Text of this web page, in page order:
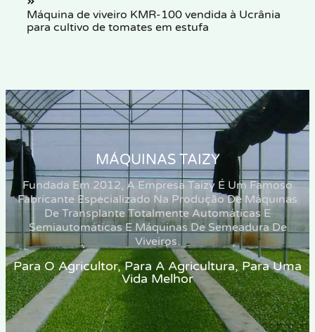
Máquina de viveiro KMR-100 vendida à Ucrânia
para cultivo de tomates em estufa
MÁQUINAS TAIZY
Fundada Em 2012, A Empresa Taizy É Um Famoso
Fabricante Especializado Na Produção De Máquinas
De Transplante Totalmente Automáticas E
Semiautomáticas E Máquinas De Semeadura De
Viveiros.
Para O Agricultor, Para A Agricultura, Para Uma
Vida Melhor